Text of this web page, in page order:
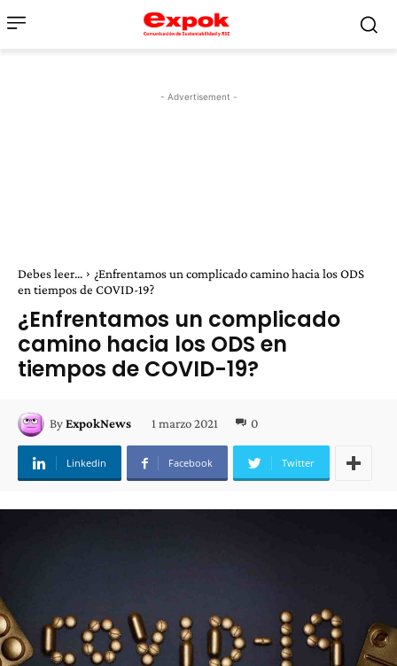
- Advertisement -
Debes leer...
¿Enfrentamos un complicado camino hacia los ODS
en tiempos de COVID-19?
¿Enfrentamos un complicado
camino hacia los ODS en
tiempos de COVID-19?
ByExpokNews 1 marzo 2021 0
Linkedin Facebook Twitter